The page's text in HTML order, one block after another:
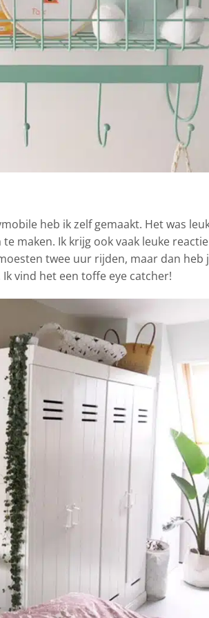
heb ik zelf gemaakt. Het was
maken. Ik krijg ook vaak leuke
twee uur rijden, maar dan heb
vind het een toffe eye catcher!